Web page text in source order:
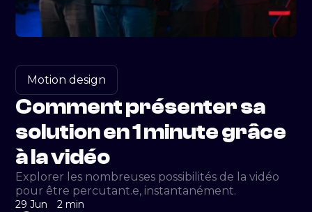
Motion design
Comment présenter sa
solution en 1 minute grâce
à la vidéo
Explorer les nombreuses possibilités de la vidéo
pour être percutant.e, instantanément.
29 Jun
2 min